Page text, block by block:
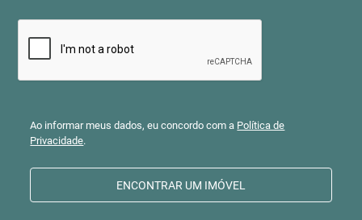
Ao informar meus dados, eu concordo com a Política de
Privacidade.
ENCONTRAR UM IMÓVEL